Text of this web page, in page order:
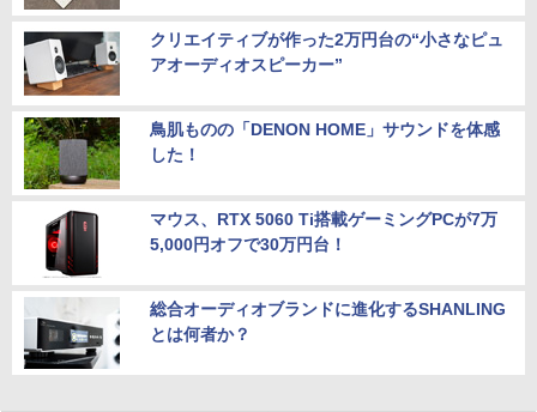
クリエイティブが作った2万円台の“小さなピュ
アオーディオスピーカー”
鳥肌ものの「DENON HOME」サウンドを体感
した！
マウス、RTX 5060 Ti搭載ゲーミングPCが7万
5,000円オフで30万円台！
総合オーディオブランドに進化するSHANLING
とは何者か？